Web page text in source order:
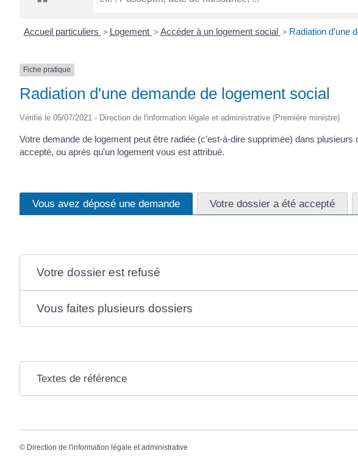
Accueil particuliers > Logement > Accéder à un logement social > Radiation d'une
Fiche pratique
Radiation d'une demande de logement social
Vérifié le 05/07/2021 - Direction de l'information légale et administrative (Première ministre)
Votre demande de logement peut être radiée (c'est-à-dire supprimée) dans
accepté, ou après qu'un logement vous est attribué.
Vous avez déposé une demande Votre dossier a été accepté
Votre dossier est refusé
Vous faites plusieurs dossiers
Textes de référence
© Direction de l'information légale et administrative